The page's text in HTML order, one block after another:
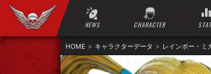
NEWS CHARACTER
HOME キャラクターデータ レインボー・ミ